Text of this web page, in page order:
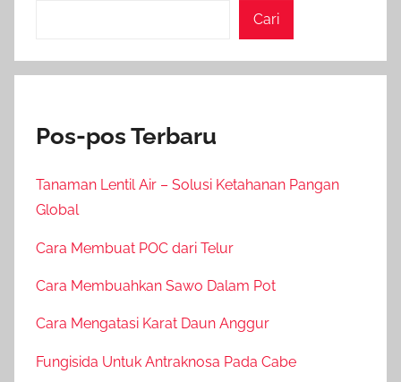
Cari
Pos-pos Terbaru
Tanaman Lentil Air – Solusi Ketahanan Pangan
Global
Cara Membuat POC dari Telur
Cara Membuahkan Sawo Dalam Pot
Cara Mengatasi Karat Daun Anggur
Fungisida Untuk Antraknosa Pada Cabe